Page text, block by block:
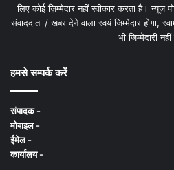
लिए कोई ज़िम्मेदार नहीं स्वीकार करता है। न्यूज़
संवाददाता / खबर देने वाला स्वयं जिम्मेदार होगा,
भी जिम्मेदारी नहीं
हमसे सम्पर्क करें
संपादक -
मोबाइल -
ईमेल -
कार्यालय -